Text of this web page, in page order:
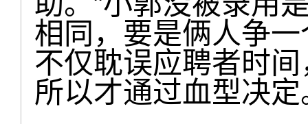
相同，要是俩人争
不仅耽误应聘者时
所以才通过血型决定